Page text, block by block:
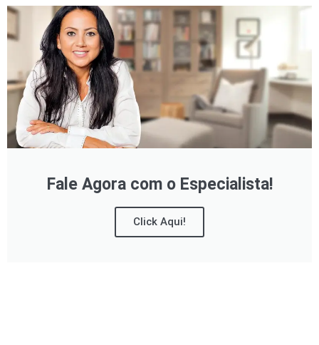
Fale Agora com o Especialista!
Click Aqui!